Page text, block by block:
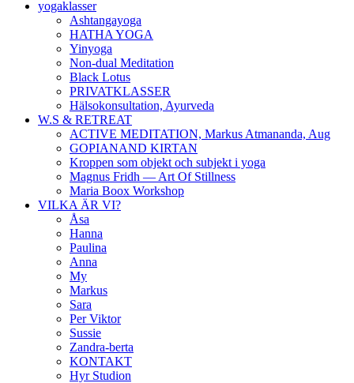
yogaklasser
Ashtangayoga
HATHA YOGA
Yinyoga
Non-dual Meditation
Black Lotus
PRIVATKLASSER
Hälsokonsultation, Ayurveda
W.S & RETREAT
ACTIVE MEDITATION, Markus Atmananda, Aug
GOPIANAND KIRTAN
Kroppen som objekt och subjekt i yoga
Magnus Fridh — Art Of Stillness
Maria Boox Workshop
VILKA ÄR VI?
Åsa
Hanna
Paulina
Anna
My
Markus
Sara
Per Viktor
Sussie
Zandra-berta
KONTAKT
Hyr Studion